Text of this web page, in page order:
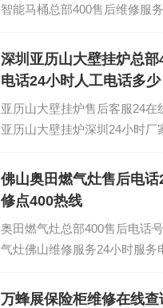
智能马桶总部400售后维修服
站维修点电话...
深圳亚历山大壁挂炉总部
电话24小时人工电话多少
亚历山大壁挂炉售后客服24在
亚历山大壁挂炉深圳24小时厂
佛山奥田燃气灶售后电话
修点400热线
奥田燃气灶总部400售后电话
气灶佛山维修服务24小时服务
1865-909（点击...
万蜂展保险柜维修在线查